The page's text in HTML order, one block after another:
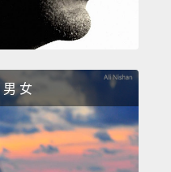
對全球健康和發展
句點。
男 女